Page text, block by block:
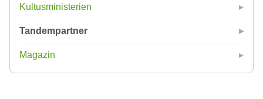
Kultusministerien
Tandempartner
Magazin